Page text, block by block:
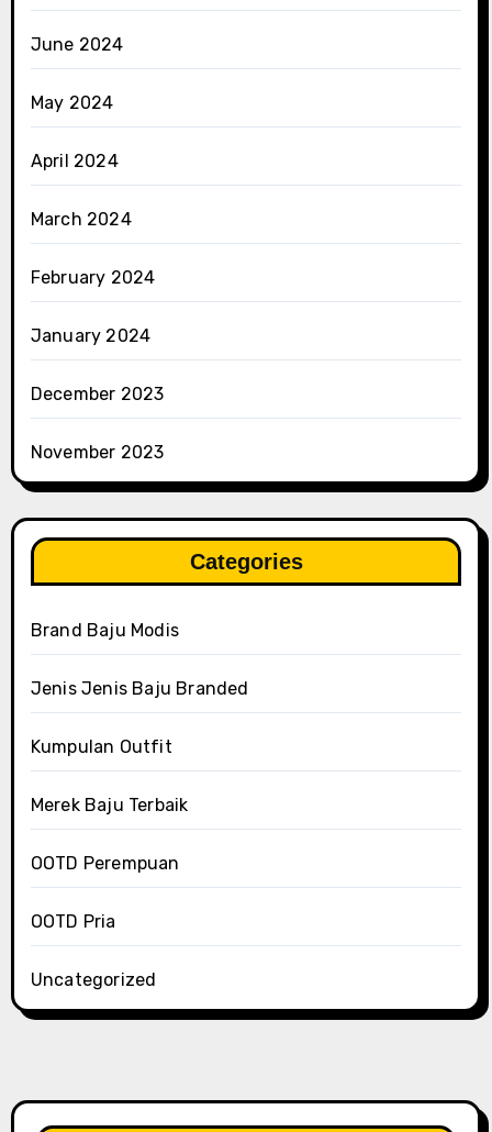
June 2024
May 2024
April 2024
March 2024
February 2024
January 2024
December 2023
November 2023
Categories
Brand Baju Modis
Jenis Jenis Baju Branded
Kumpulan Outfit
Merek Baju Terbaik
OOTD Perempuan
OOTD Pria
Uncategorized